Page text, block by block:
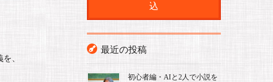
、
込
最近の投稿
初心者編・AIと2人で小説を